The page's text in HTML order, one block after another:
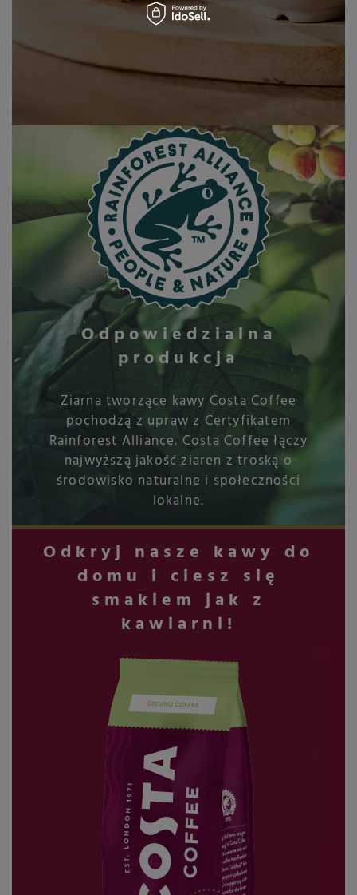
Odpowiedzialna
produkcja
Ziarna tworzące kawy Costa Coffee
pochodzą z upraw z Certyfikatem
Rainforest Alliance. Costa Coffee łączy
najwyższą jakość ziaren z troską o
środowisko naturalne i społeczności
lokalne.
Odkryj nasze kawy do
domu i ciesz się
smakiem jak z
kawiarni!